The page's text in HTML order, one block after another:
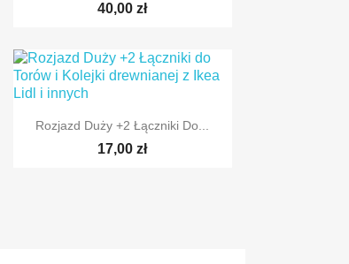
40,00 zł
 Szybki podgląd
Rozjazd Duży +2 Łączniki Do...
17,00 zł